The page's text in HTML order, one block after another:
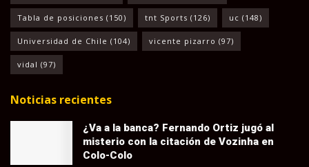
Tabla de posiciones (150) tnt Sports (126) uc (148)
Universidad de Chile (104) vicente pizarro (97)
vidal (97)
Noticias recientes
¿Va a la banca? Fernando Ortiz jugó al
misterio con la citación de Vozinha en
Colo-Colo